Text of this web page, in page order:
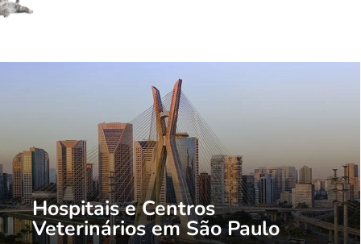
Hospitais e Centros
Veterinários em São Paulo